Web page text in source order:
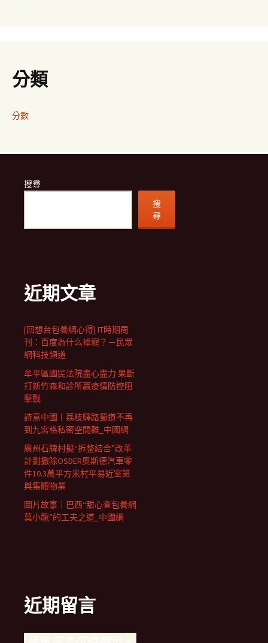
分類
分數
搜尋
搜
尋
近期文章
[回想台包養網心得] IT時期周
刊：百度為什么掉寵？－民眾
網科技頻道
牟平區國民法院盡心盡力 果斷
打新竹森和診所贏疫情防控阻
擊戰
詩意中國丨荔枝驛路蜀道不再
到九宮格私密空間難_中國網
廣州石牌村擬“拆整結合”改革
計劃撤除OSDER奧斯德汽車零
件10.3萬平方米村平易近室第
與集體物業
圖片故事｜巴西“甜心查包養網
莫小龍”的工夫之道_中國網
近期留言